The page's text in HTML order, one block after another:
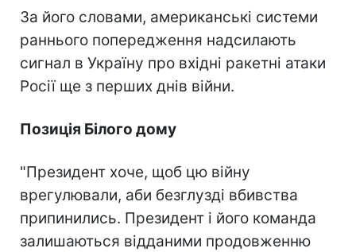
За його словами, американські системи
раннього попередження надсилають
сигнал в Україну про вхідні ракетні атаки
Росії ще з перших днів війни.
Позиція Білого дому
"Президент хоче, щоб цю війну
врегулювали, аби безглузді вбивства
припинились. Президент і його команда
залишаються відданими продовженню